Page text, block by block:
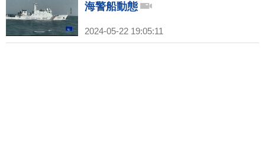
海警船動態
2024-05-22 19:05:11